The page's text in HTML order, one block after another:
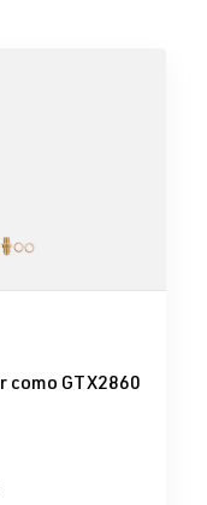
como GTX2860